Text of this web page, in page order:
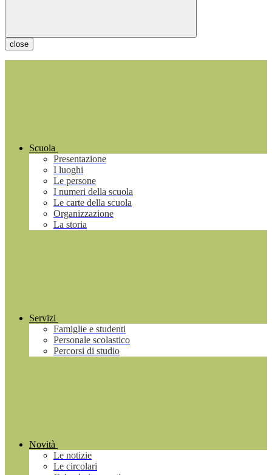
close
Scuola
Presentazione
I luoghi
Le persone
I numeri della scuola
Le carte della scuola
Organizzazione
La storia
Servizi
Famiglie e studenti
Personale scolastico
Percorsi di studio
Novità
Le notizie
Le circolari